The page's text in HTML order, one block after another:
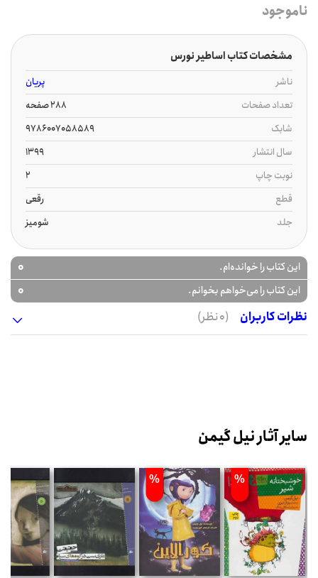
ناموجود
مشخصات کتاب اساطیر نورس
ناشر
پریان
تعداد صفحات
288 صفحه
شابک
9786007058589
سال انتشار
1399
نوبت چاپ
2
قطع
رقعی
جلد
شومیز
این کتاب را خوانده‌ام. 0
این کتاب را می‌خواهم بخوانم.
0
نظرات کاربران
(0 نظر)
سایر آثار نیل گیمن
%
%